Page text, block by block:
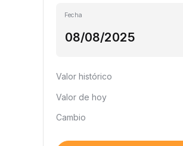
Fecha
Valor histórico
Valor de hoy
Cambio